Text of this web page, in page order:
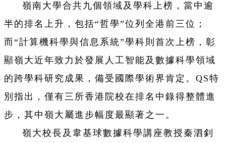
嶺南大學合共九個領域及學科上榜，當中逾
半的排名上升，包括“哲學”位列全港前三位；
而“計算機科學與信息系統”學科則首次上榜，彰
顯嶺大近年致力於發展人工智能及數據科學領域
的跨學科研究成果，備受國際學術界肯定。QS特
別指出，僅有三所香港院校在排名中錄得整體進
步，其中嶺大屬進步幅度最顯著之一。
嶺大校長及韋基球數據科學講座教授秦泗釗